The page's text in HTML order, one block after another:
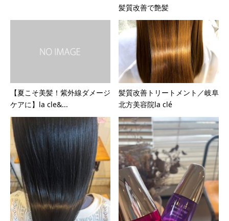
髪質改善で艶髪
【夏こそ美髪！紫外線ダメージ
ケアに】la cle&...
髪質改善トリートメント／岐阜
北方美容院la clé